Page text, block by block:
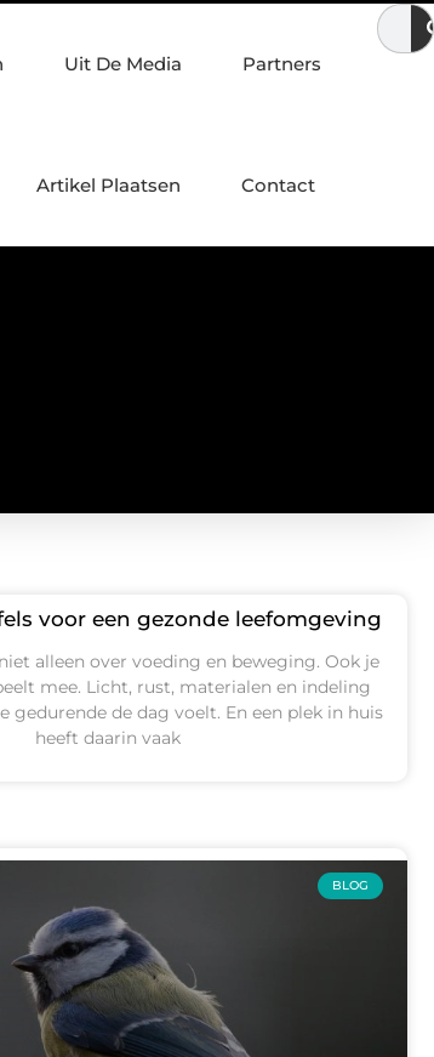
Uit De Media Partners
Artikel Plaatsen Contact
voor een gezonde leefomgeving
alleen over voeding en beweging. Ook je
mee. Licht, rust, materialen en indeling
gedurende de dag voelt. En een plek in huis
heeft daarin vaak
BLOG